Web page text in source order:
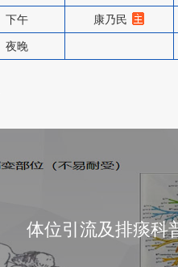
下午 康乃民
夜晚
体位引流及排痰科